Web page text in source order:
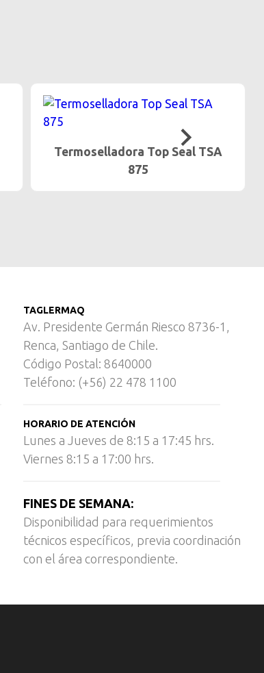
Termoselladora Top Seal TSA
875
TAGLERMAQ
Av. Presidente Germán Riesco 8736-1,
Renca, Santiago de Chile.
Código Postal: 8640000
Teléfono: (+56) 22 478 1100
HORARIO DE ATENCIÓN
Lunes a Jueves de 8:15 a 17:45 hrs.
Viernes 8:15 a 17:00 hrs.
FINES DE SEMANA:
Disponibilidad para requerimientos
técnicos específicos, previa coordinación
con el área correspondiente.